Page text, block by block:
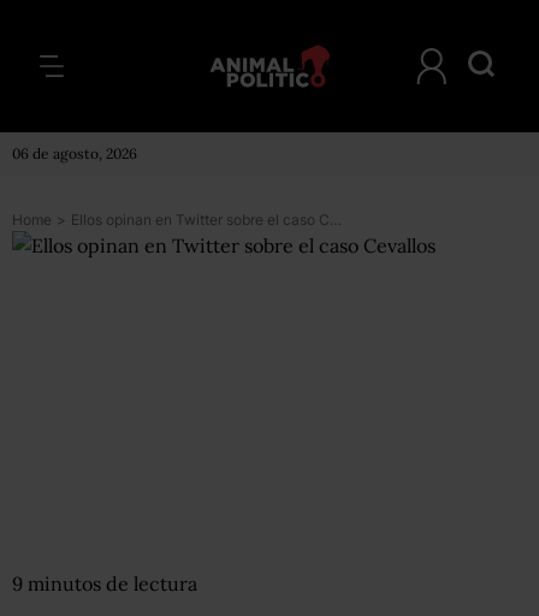
06 de agosto, 2026
Home > Ellos opinan en Twitter sobre el caso Cevallos
9 minutos de lectura